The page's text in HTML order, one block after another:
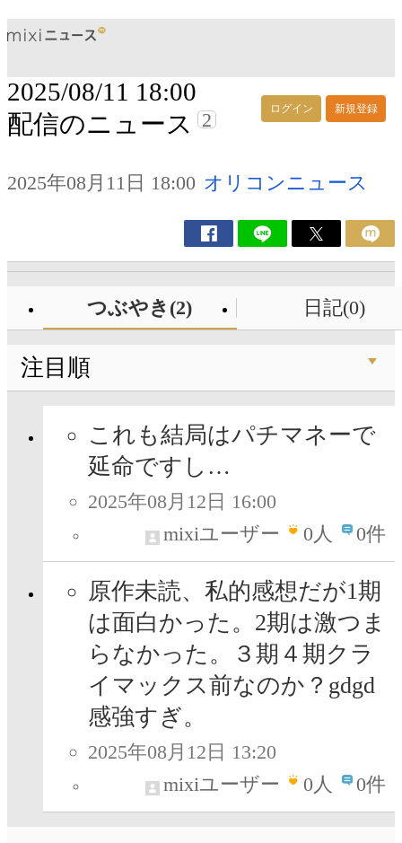
ログイン 新規登録
2025/08/11 18:00
配信のニュース
2
2025年08月11日 18:00 オリコンニュース
つぶやき(2) 日記(0)
注目順
これも結局はパチマネーで
延命ですし…
2025年08月12日 16:00
mixiユーザー
0人 0件
原作未読、私的感想だが1期
は面白かった。2期は激つま
らなかった。３期４期クラ
イマックス前なのか？gdgd
感強すぎ。
2025年08月12日 13:20
mixiユーザー
0人 0件